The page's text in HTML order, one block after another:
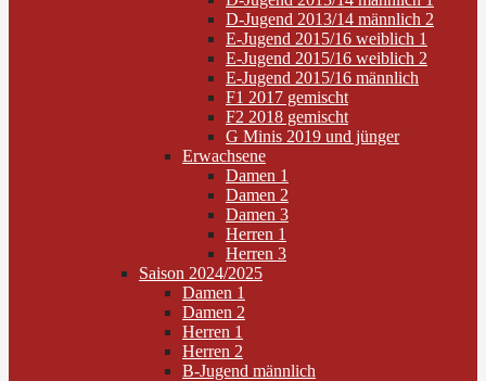
D-Jugend 2013/14 männlich 2
E-Jugend 2015/16 weiblich 1
E-Jugend 2015/16 weiblich 2
E-Jugend 2015/16 männlich
F1 2017 gemischt
F2 2018 gemischt
G Minis 2019 und jünger
Erwachsene
Damen 1
Damen 2
Damen 3
Herren 1
Herren 3
Saison 2024/2025
Damen 1
Damen 2
Herren 1
Herren 2
B-Jugend männlich